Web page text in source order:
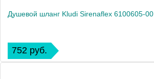
Душевой шланг Kludi Sirenaflex 6100605-00
752 руб.